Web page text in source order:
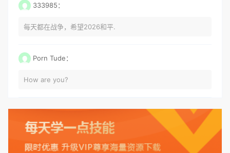
333985：
每天都在战争，希望2026和平.
Porn Tude：
How are you?